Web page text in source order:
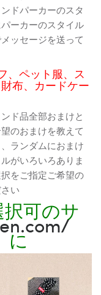
ドパーカーのスタ
ーカーのスタイル
ッセージを送って
、ペット服、ス
布、カードケー
ド品全部おまけと
のおまけを教えて
ランダムにおまけ
がいろいろありま
をご指定ご希望の
い
可のサ
に